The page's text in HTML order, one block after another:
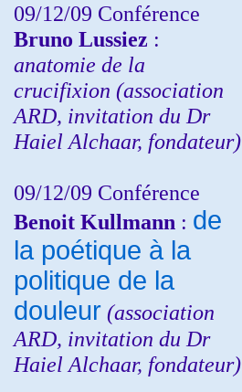
09/12/09 Conférence
Bruno Lussiez :
anatomie de la
crucifixion (association
ARD, invitation du Dr
Haiel Alchaar, fondateur)
09/12/09 Conférence
Benoit Kullmann : de
la poétique à la
politique de la
douleur (association
ARD, invitation du Dr
Haiel Alchaar, fondateur)